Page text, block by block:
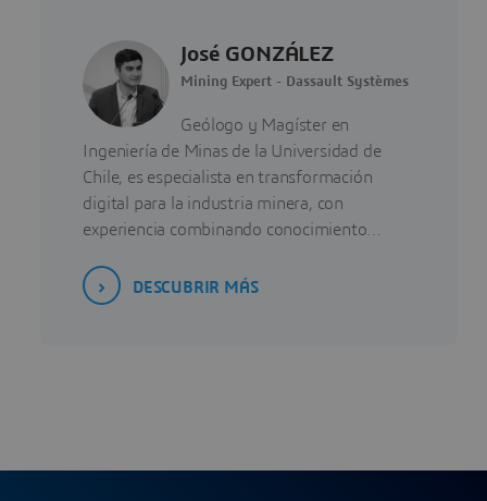
José GONZÁLEZ
Mining Expert - Dassault Systèmes
Geólogo y Magíster en
Ingeniería de Minas de la Universidad de
Chile, es especialista en transformación
digital para la industria minera, con
experiencia combinando conocimiento…
DESCUBRIR MÁS